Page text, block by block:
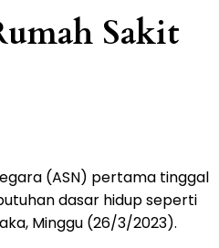
Sakit
(ASN) pertama tinggal
dasar hidup seperti
Minggu (26/3/2023).